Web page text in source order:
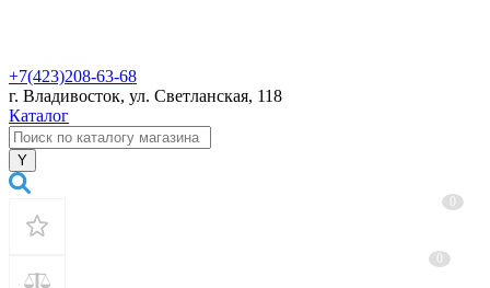
+7(423)208-63-68
г. Владивосток, ул. Светланская, 118
Каталог